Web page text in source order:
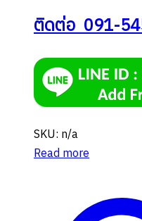
ติดต่อ 091-
SKU: n/a
Read more